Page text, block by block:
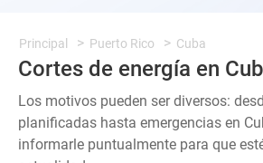
Principal Puerto Rico Cuba
Cortes de energía en
Los motivos pueden ser diversos:
planificadas hasta emergencias en
informarle puntualmente para que